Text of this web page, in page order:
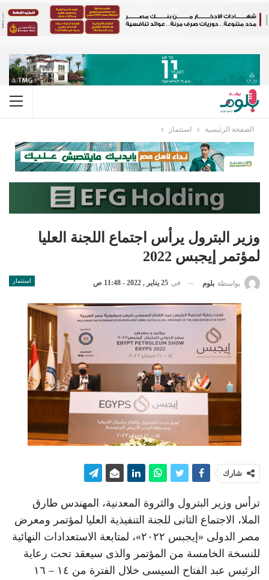
الصفحة الرئيسية استثمار
وزير البترول يرأس اجتماع اللجنة العليا
لمؤتمر إيجبس 2022
استثمار بواسطة بلوم في 25 يناير , 2022 - 11:48 ص
شارك
ترأس وزير البترول والثروة المعدنية، المهندس طارق
الملا، الاجتماع الثانى للجنة التنفيذية العليا لمؤتمر ومعرض
مصر الدولى «إيجبس ٢٠٢٢»، لمتابعة الاستعدادات النهائية
للنسخة الخامسة من المؤتمر والذى سيعقد تحت رعاية
الرئيس عبد الفتاح السيسى خلال الفترة من ١٤ – ١٦